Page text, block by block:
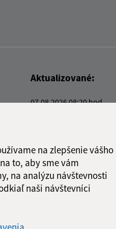
na zlepšenie vášho
to, aby sme vám
na analýzu návštevnosti
naši návštevníci
Aktualizované:
07.08.2026 08:20 hod.
spoločnosť